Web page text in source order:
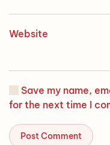
Website
Save my name,
for the next time I
Post Comment